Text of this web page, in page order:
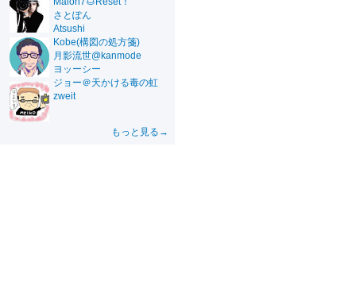
さとぽん
Atsushi
Kobe(構図の処方箋)
月影流世@kanmode
ヨッーシー
ジョー＠天かける毒の虹
zweit
もっと見る→